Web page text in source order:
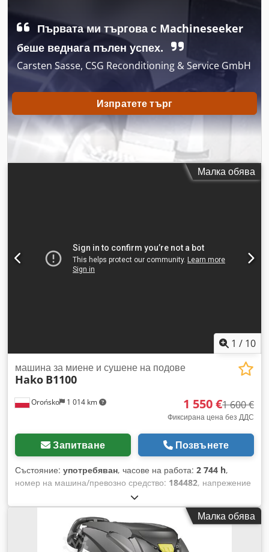
Първата ми търгова с Machineseeker
беше веднага пълен успех.
Carsten Sasse, CSG Reconditioning & Service GmbH
Изпратете търг
Малка обява
1 / 10
Orońsko 1 014 km
машина за миене и сушене на подове
Hako B1100
1 550 €1 600 €
Фиксирана цена без ДДС
Запитване Позвънете
Състояние: употребяван, часове на работа: 2 744 h,
номер на машина/превозно средство: 184482, напрежение
, тип гориво:
Credeyyk Tnjpfx Abwsf Сериен номер: 758002 7 1317 1
Информация за батерията: 36 V Необходимо е да се
сменят четките, необходим е сервиз Възможен е
международен транспорт/Предлага се международна
Малка обява